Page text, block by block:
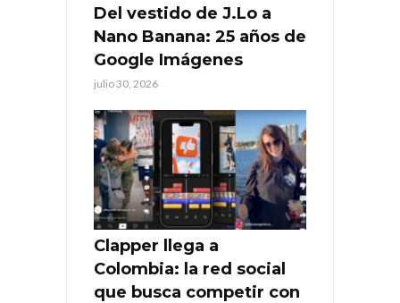
Del vestido de J.Lo a
Nano Banana: 25 años de
Google Imágenes
julio 30, 2026
Clapper llega a
Colombia: la red social
que busca competir con